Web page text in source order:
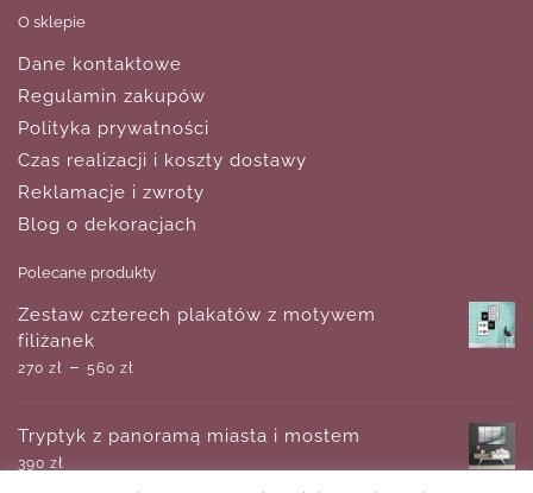
O sklepie
Dane kontaktowe
Regulamin zakupów
Polityka prywatności
Czas realizacji i koszty dostawy
Reklamacje i zwroty
Blog o dekoracjach
Polecane produkty
Zestaw czterech plakatów z motywem
filiżanek
270 zł – 560 zł
Tryptyk z panoramą miasta i mostem
390 zł